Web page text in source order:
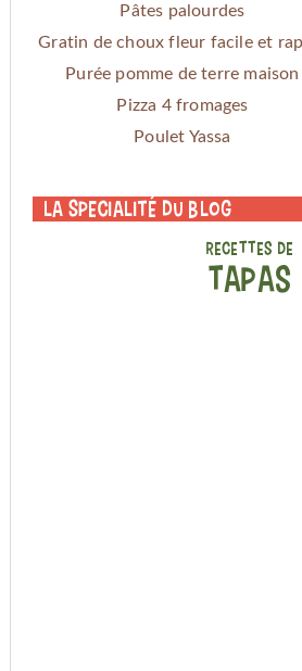
Pâtes palourdes
Gratin de choux fleur facile et
Purée pomme de terre maison
Pizza 4 fromages
Poulet Yassa
La specialité du blog
RECETTES DE
TAPAS